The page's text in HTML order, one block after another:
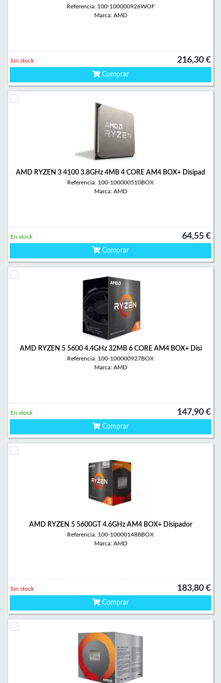
Referencia: 100-100000926WOF
Marca: AMD
216,30 €
Sin stock
Comprar
AMD RYZEN 3 4100 3.8GHz 4MB 4 CORE AM4 BOX+ Disipad
Referencia: 100-100000510BOX
Marca: AMD
64,55 €
En stock
Comprar
AMD RYZEN 5 5600 4.4GHz 32MB 6 CORE AM4 BOX+ Disi
Referencia: 100-100000927BOX
Marca: AMD
147,90 €
En stock
Comprar
AMD RYZEN 5 5600GT 4.6GHz AM4 BOX+ Disipador
Referencia: 100-100001488BOX
Marca: AMD
183,80 €
Sin stock
Comprar